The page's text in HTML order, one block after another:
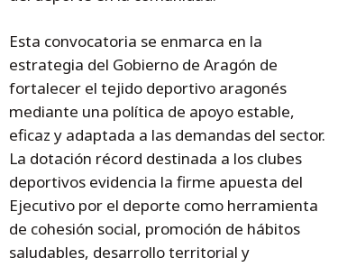
Esta convocatoria se enmarca en la
estrategia del Gobierno de Aragón de
fortalecer el tejido deportivo aragonés
mediante una política de apoyo estable,
eficaz y adaptada a las demandas del sector.
La dotación récord destinada a los clubes
deportivos evidencia la firme apuesta del
Ejecutivo por el deporte como herramienta
de cohesión social, promoción de hábitos
saludables, desarrollo territorial y